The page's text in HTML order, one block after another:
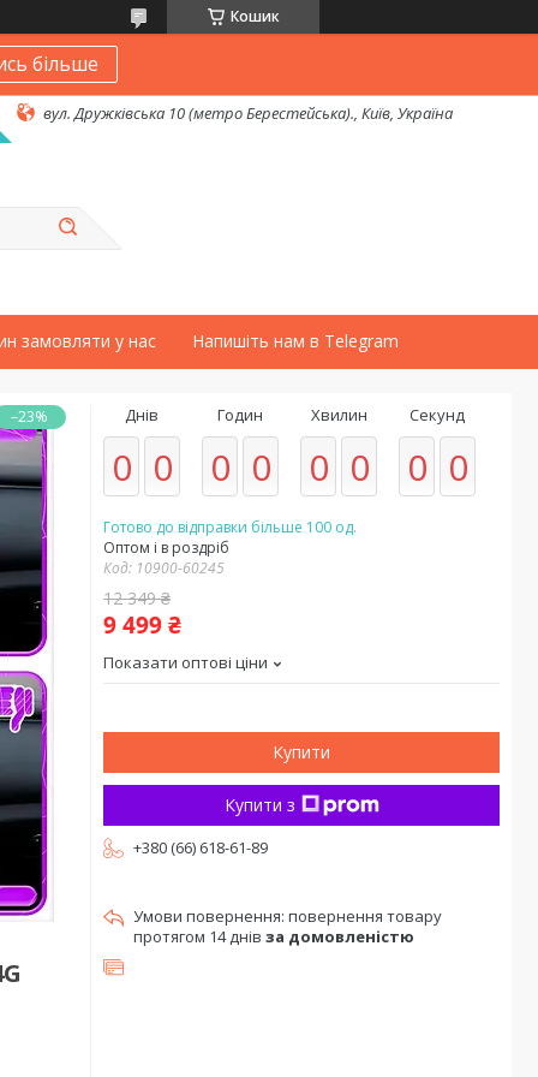
Кошик
більше
вул. Дружківська 10 (метро Берестейська)., Київ, Україна
замовляти у нас Напишіть нам в Telegram
–23% Днів
0 0
Годин
0 0
Хвилин
0 0
Секунд
0 0
Готово до відправки більше 100 од.
Оптом і в роздріб
Код: 10900-60245
12 349 ₴
9 499 ₴
Показати оптові ціни
Купити
Купити з
+380 (66) 618-61-89
повернення товару
протягом 14 днів за домовленістю